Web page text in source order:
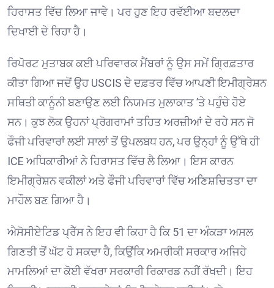
ਹਿਰਾਸਤ ਵਿੱਚ ਲਿਆ ਜਾਵੇ। ਪਰ ਹੁਣ ਇਹ ਰਵੱਈਆ ਬਦਲਦਾ
ਦਿਖਾਈ ਦੇ ਰਿਹਾ ਹੈ। ⁠
ਰਿਪੋਰਟ ਮੁਤਾਬਕ ਕਈ ਪਰਿਵਾਰਕ ਮੈਂਬਰਾਂ ਨੂੰ ਉਸ ਸਮੇਂ ਗ੍ਰਿਫ਼ਤਾਰ
ਕੀਤਾ ਗਿਆ ਜਦੋਂ ਉਹ USCIS ਦੇ ਦਫ਼ਤਰ ਵਿੱਚ ਆਪਣੀ ਇਮੀਗ੍ਰੇਸ਼ਨ
ਸਥਿਤੀ ਕਾਨੂੰਨੀ ਬਣਾਉਣ ਲਈ ਨਿਯਮਤ ਮੁਲਾਕਾਤ ’ਤੇ ਪਹੁੰਚੇ ਹੋਏ
ਸਨ। ਕੁਝ ਲੋਕ ਉਹਨਾਂ ਪ੍ਰੋਗਰਾਮਾਂ ਤਹਿਤ ਅਰਜ਼ੀਆਂ ਦੇ ਰਹੇ ਸਨ ਜੋ
ਫੌਜੀ ਪਰਿਵਾਰਾਂ ਲਈ ਸਾਲਾਂ ਤੋਂ ਉਪਲਬਧ ਹਨ, ਪਰ ਉਨ੍ਹਾਂ ਨੂੰ ਉੱਥੇ ਹੀ
ICE ਅਧਿਕਾਰੀਆਂ ਨੇ ਹਿਰਾਸਤ ਵਿੱਚ ਲੈ ਲਿਆ। ਇਸ ਕਾਰਨ
ਇਮੀਗ੍ਰੇਸ਼ਨ ਵਕੀਲਾਂ ਅਤੇ ਫੌਜੀ ਪਰਿਵਾਰਾਂ ਵਿੱਚ ਅਣਿਸ਼ਚਿਤਤਾ ਦਾ
ਮਾਹੌਲ ਬਣ ਗਿਆ ਹੈ। ⁠
ਐਸੋਸੀਏਟਿਡ ਪ੍ਰੈੱਸ ਨੇ ਇਹ ਵੀ ਕਿਹਾ ਹੈ ਕਿ 51 ਦਾ ਅੰਕੜਾ ਅਸਲ
ਗਿਣਤੀ ਤੋਂ ਘੱਟ ਹੋ ਸਕਦਾ ਹੈ, ਕਿਉਂਕਿ ਅਮਰੀਕੀ ਸਰਕਾਰ ਅਜਿਹੇ
ਮਾਮਲਿਆਂ ਦਾ ਕੋਈ ਵੱਖਰਾ ਸਰਕਾਰੀ ਰਿਕਾਰਡ ਨਹੀਂ ਰੱਖਦੀ। ਇਹ